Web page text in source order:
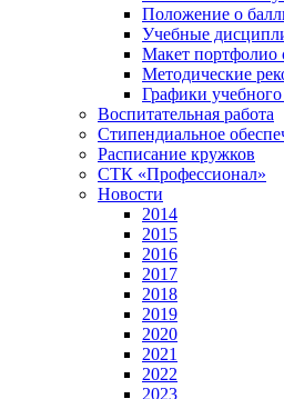
Положение о
Учебные
Макет портфолио
Методические
Графики
Воспитательная работа
Стипендиальное
Расписание кружков
СТК «Профессионал»
Новости
2014
2015
2016
2017
2018
2019
2020
2021
2022
2023